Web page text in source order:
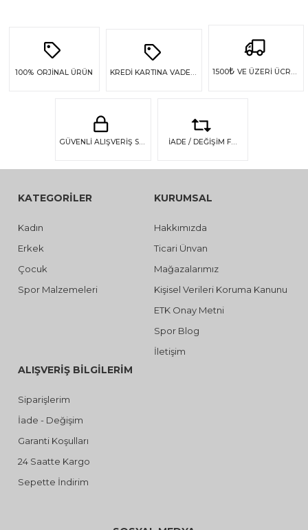
100% ORJİNAL ÜRÜN 1500₺ VE ÜZERİ ÜCRETSİZ KARGO
GÜVENLİ ALIŞVERİŞ SSL GÜVENLİĞİ İADE / DEĞİŞİM FIRSATI
KATEGORİLER
Kadın
Erkek
Çocuk
Spor Malzemeleri
KURUMSAL
Hakkımızda
Ticari Ünvan
Mağazalarımız
Kişisel Verileri Koruma Kanunu
ETK Onay Metni
Spor Blog
İletişim
ALIŞVERİŞ BİLGİLERİM
Siparişlerim
İade - Değişim
Garanti Koşulları
24 Saatte Kargo
Sepette İndirim